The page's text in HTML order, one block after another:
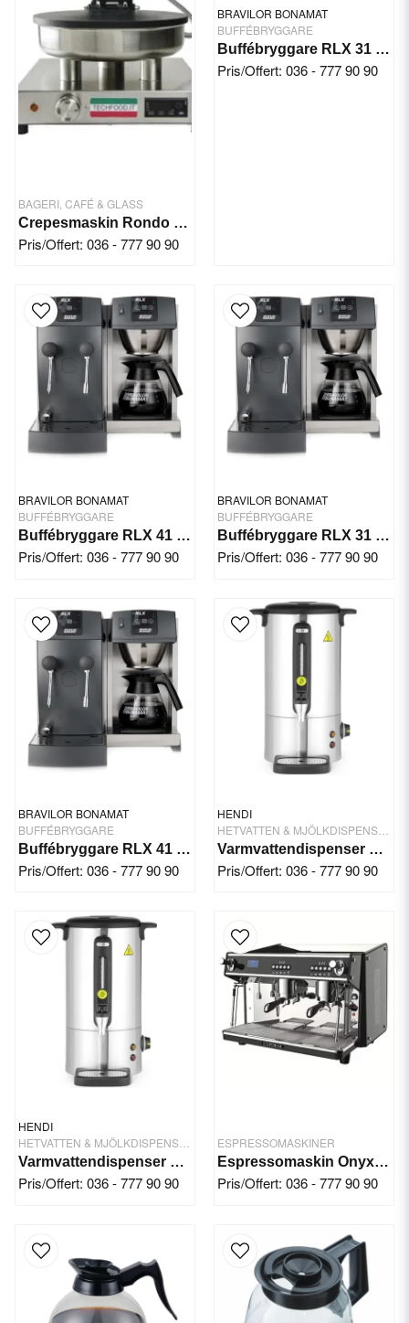
BAGERI, CAFÉ & GLASS
Crepesmaskin Rondo Complex
Pris/Offert: 036 - 777 90 90
BRAVILOR BONAMAT
BUFFÉBRYGGARE
Buffébryggare RLX 31 230V Bonamat
Pris/Offert: 036 - 777 90 90
BRAVILOR BONAMAT
BUFFÉBRYGGARE
Buffébryggare RLX 41 400V Bonamat
Pris/Offert: 036 - 777 90 90
BRAVILOR BONAMAT
BUFFÉBRYGGARE
Buffébryggare RLX 31 400V Bonamat
Pris/Offert: 036 - 777 90 90
BRAVILOR BONAMAT
BUFFÉBRYGGARE
Buffébryggare RLX 41 230V Bonamat
Pris/Offert: 036 - 777 90 90
HENDI
Varmvattendispenser 9 Ltr. Rostfritt Stål
Pris/Offert: 036 - 777 90 90
HENDI
Varmvattendispenser 16 Ltr. Rostfritt Stål
Pris/Offert: 036 - 777 90 90
ESPRESSOMASKINER
Espressomaskin Onyx Pro 2GR
Pris/Offert: 036 - 777 90 90